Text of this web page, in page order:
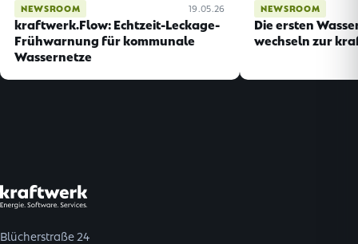
NEWSROOM 19.05.26
kraftwerk.Flow: Echtzeit-Leckage-
Frühwarnung für kommunale
Wassernetze
NEWSROOM
Die ersten
wechseln zur
Blücherstraße 24